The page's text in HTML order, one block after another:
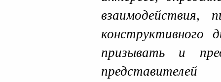
взаимодействия,
конструктивного
призывать и